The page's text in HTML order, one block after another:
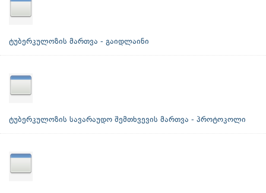
ტუბერკულოზის მართვა - გაიდლაინი
ტუბერკულოზის სავარაუდო შემთხვევის მართვა - პროტოკოლი